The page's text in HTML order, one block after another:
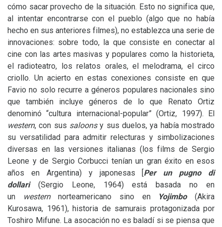
cómo sacar provecho de la situación. Esto no significa que,
al intentar encontrarse con el pueblo (algo que no había
hecho en sus anteriores filmes), no establezca una serie de
innovaciones: sobre todo, la que consiste en conectar al
cine con las artes masivas y populares como la historieta,
el radioteatro, los relatos orales, el melodrama, el circo
criollo. Un acierto en estas conexiones consiste en que
Favio no solo recurre a géneros populares nacionales sino
que también incluye géneros de lo que Renato Ortiz
denominó “cultura internacional-popular” (Ortiz, 1997). El
western, con sus saloonsy sus duelos, ya había mostrado
su versatilidad para admitir relecturas y simbolizaciones
diversas en las versiones italianas (los films de Sergio
Leone y de Sergio Corbucci tenían un gran éxito en esos
años en Argentina) y japonesas [Per un pugno di
dollari
(Sergio Leone, 1964) está basada no en
un
westernnorteamericano sino en Yojimbo
(Akira
Kurosawa, 1961), historia de samurais protagonizada por
Toshiro Mifune. La asocación no es baladí si se piensa que